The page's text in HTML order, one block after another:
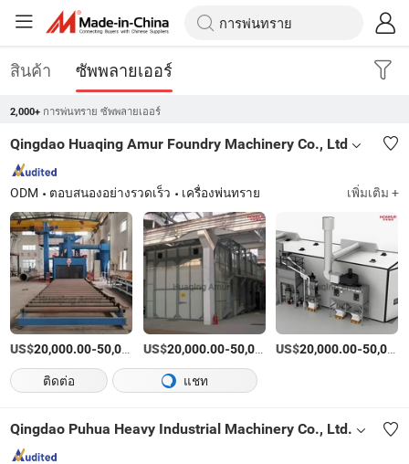
สินค้า ซัพพลายเออร์
2,000+ การพ่นทราย ซัพพลายเออร์
Qingdao Huaqing Amur Foundry Machinery Co., Ltd
ODM ตอบสนองอย่างรวดเร็ว เครื่องพ่นทราย เพิ่มเติม +
US$20,000.00-50,000.00 /เตรียมตัว
US$20,000.00-50,000.00 /เตรียมตัว
US$20,000.00-50,000.00
ติดต่อ แชท
Qingdao Puhua Heavy Industrial Machinery Co., Ltd.